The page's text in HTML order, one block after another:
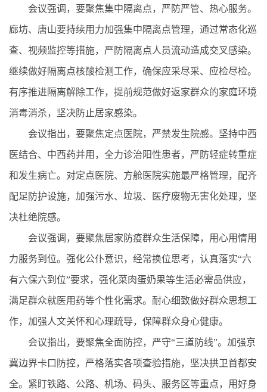
会议强调，要聚焦集中隔离点，严防严管、热心服务。
廊坊、唐山要持续用力加强集中隔离点管理，通过常态化巡
查、视频监控等措施，严防隔离点人员流动造成交叉感染。
继续做好隔离点核酸检测工作，确保应采尽采、应检尽检。
有序推进隔离解除工作，提前规范做好返家群众的家庭环境
消毒消杀，坚决防止居家感染。
会议指出，要聚焦定点医院，严禁发生院感。坚持中西
医结合、中西药并用，全力诊治阳性患者，严防轻症转重症
和发生病亡。对定点医院、方舱医院实施最严格管理，配齐
配足防护设施，加强污水、垃圾、医疗废物无害化处理，坚
决杜绝院感。
会议强调，要聚焦居家防疫群众生活保障，用心用情用
力服务到位。强化公仆意识，经常换位思考，认真落实“六
有六保六到位”要求，强化菜肉蛋奶果等生活必需品供应，
满足群众就医用药等个性化需求。耐心细致做好群众思想工
作，加强人文关怀和心理疏导，保障群众身心健康。
会议指出，要聚焦全面防控，严守“三道防线”。加强京
冀边界卡口防控，严格落实各项查验措施，坚决拱卫首都安
全。紧盯铁路、公路、机场、码头、服务区等重点，用好身